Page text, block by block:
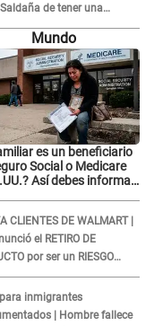
de tener una
con él y otros integrantes
Mundo
es un beneficiario
Social o Medicare
Así debes informar
CLIENTES DE WALMART |
el RETIRO DE
por ser un RIESGO
para consumidores: ¿Cuál
inmigrantes
| Hombre fallece